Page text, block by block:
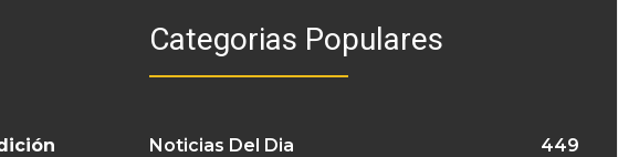
Categorias Populares
Noticias Del Dia 449